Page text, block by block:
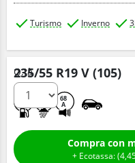
Turismo Inverno
235/55 R19 V (105)
68
A
Q.tà
+ Ecotassa: (4,